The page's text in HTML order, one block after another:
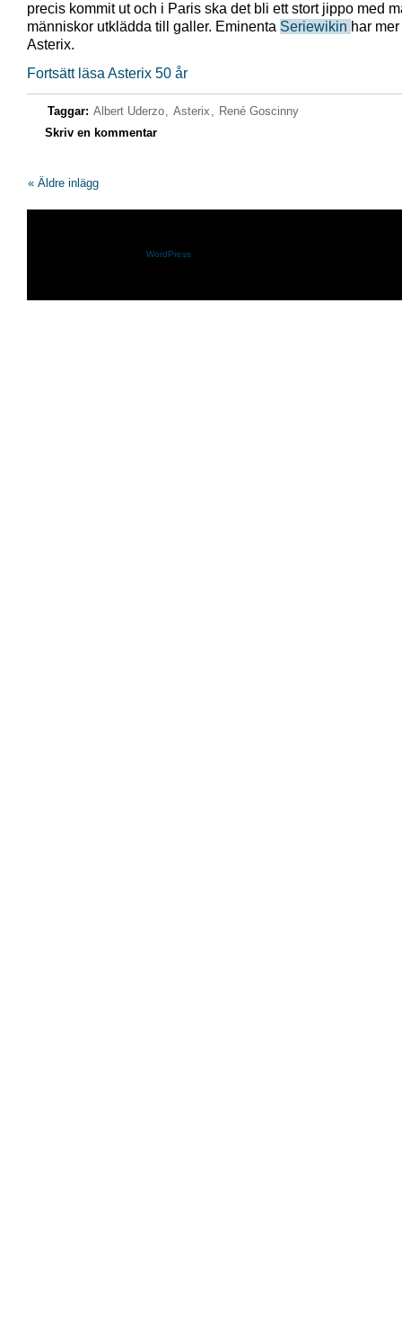
precis kommit ut och i Paris ska det bli ett stort jippo med
människor utklädda till galler. Eminenta Seriewikin har
Asterix.
Fortsätt läsa Asterix 50 år
Taggar: Albert Uderzo, Asterix , René Goscinny
Skriv en kommentar
« Äldre inlägg
WordPress